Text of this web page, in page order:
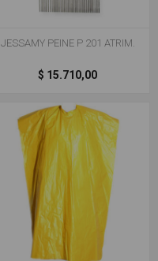
JESSAMY PEINE P 201 ATRIM.
$ 15.710,00